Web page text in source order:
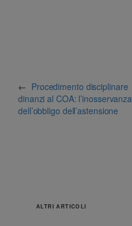
← Procedimento disciplinare
dinanzi al COA: l’inosservanza
dell’obbligo dell’astensione
ALTRI ARTICOLI